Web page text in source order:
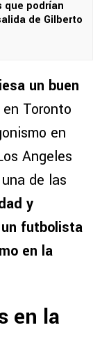
que podrían
de Gilberto
un buen
en Toronto
en
Angeles
de las
y
futbolista
en la
en la